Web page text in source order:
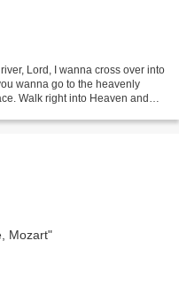
Lord, I wanna cross over into
wanna go to the heavenly
Walk right into Heaven and